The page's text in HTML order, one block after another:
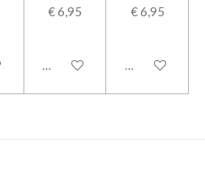
€ 6,95
In winkelwagen
€ 6,95
In